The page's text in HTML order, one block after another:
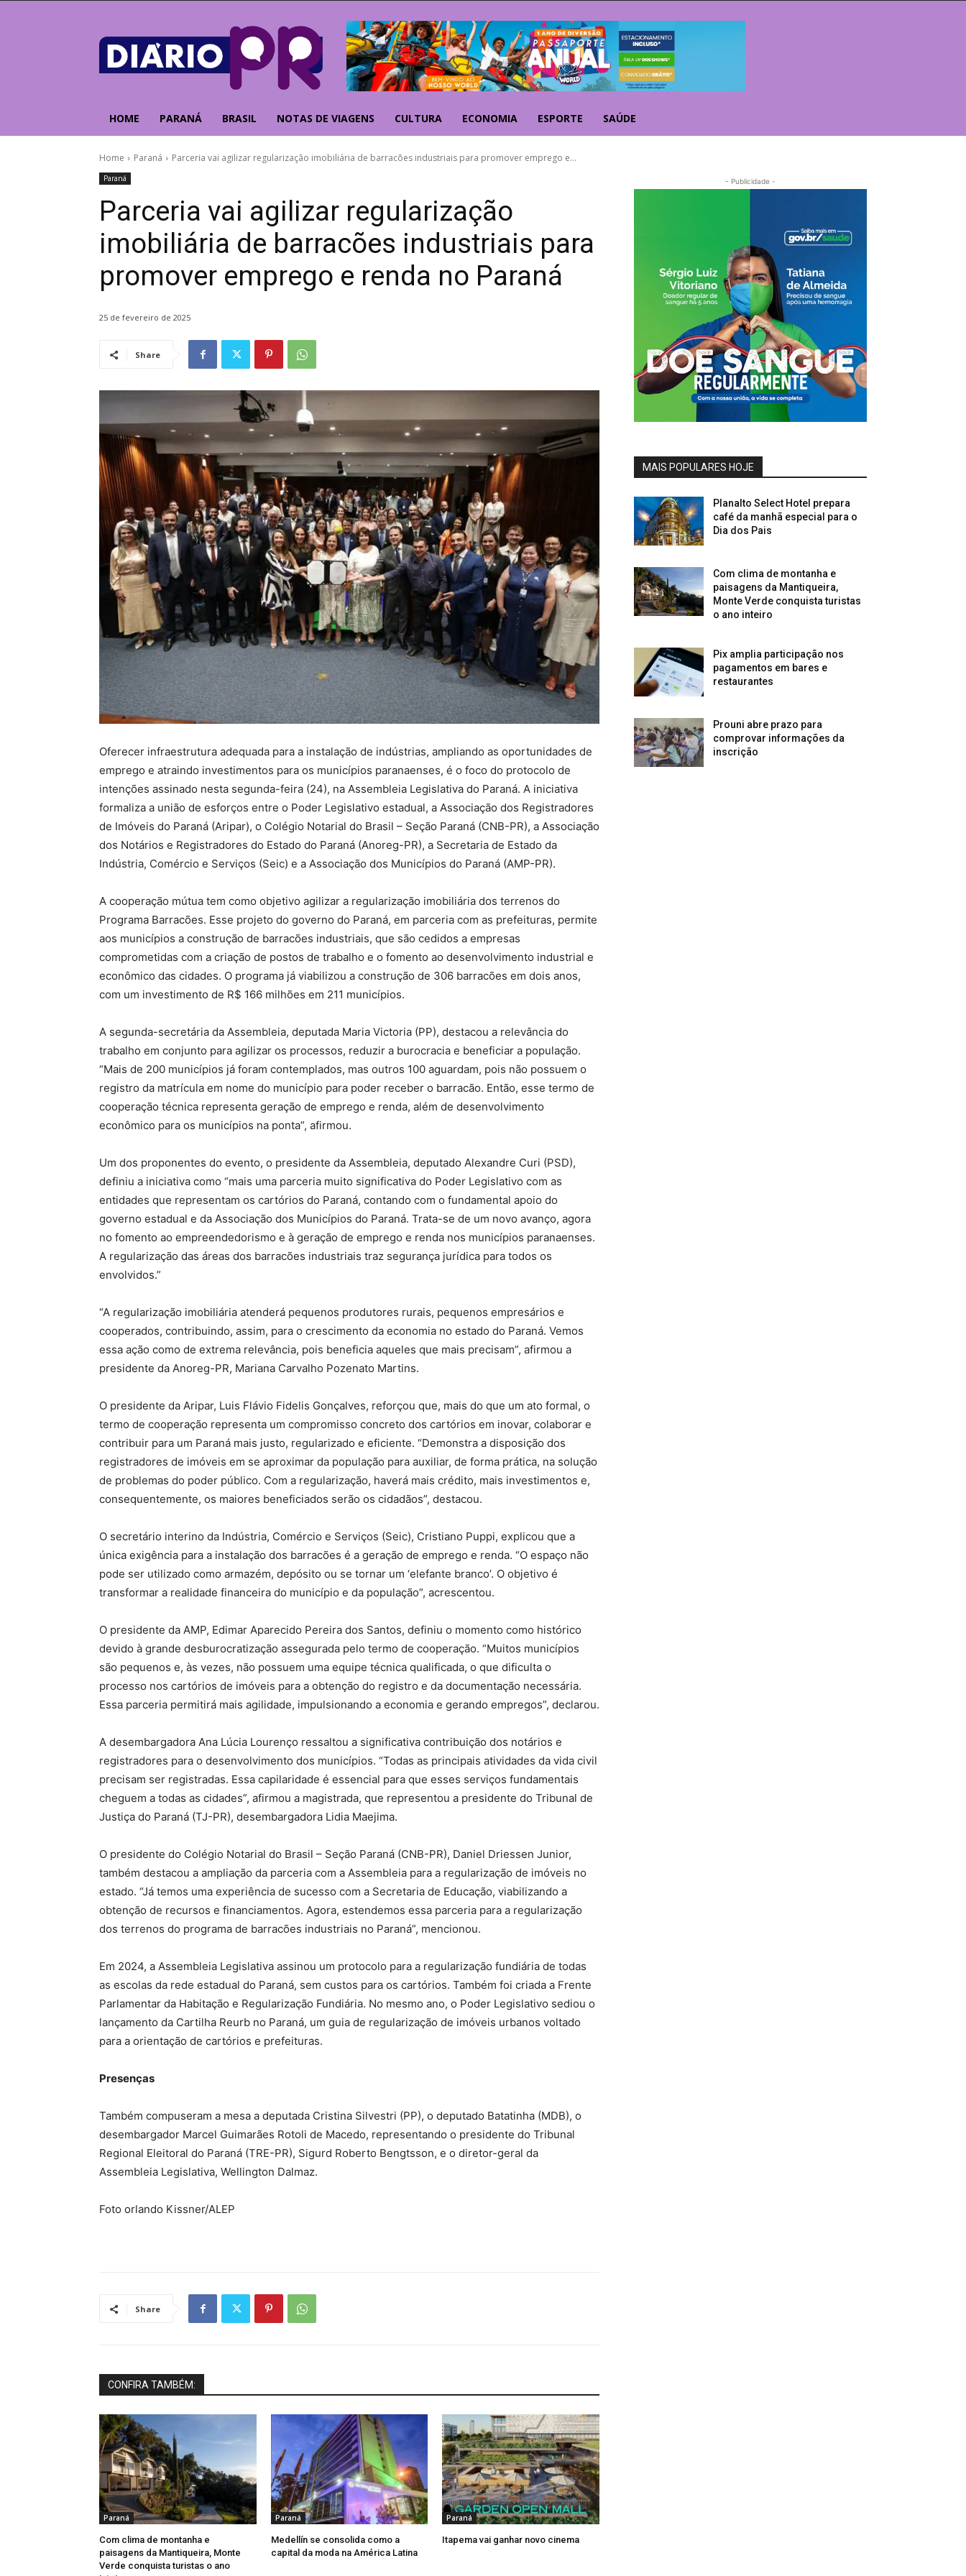
HOME PARANÁ BRASIL NOTAS DE VIAGENS CULTURA ECONOMIA ESPORTE SAÚDE
Home Paraná Parceria vai agilizar regularização imobiliária de barracões industriais para promover emprego e...
Paraná
Parceria vai agilizar regularização
imobiliária de barracões industriais para
promover emprego e renda no Paraná
25 de fevereiro de 2025
Share
Oferecer infraestrutura adequada para a instalação de indústrias, ampliando as oportunidades de
emprego e atraindo investimentos para os municípios paranaenses, é o foco do protocolo de
intenções assinado nesta segunda-feira (24), na Assembleia Legislativa do Paraná. A iniciativa
formaliza a união de esforços entre o Poder Legislativo estadual, a Associação dos Registradores
de Imóveis do Paraná (Aripar), o Colégio Notarial do Brasil – Seção Paraná (CNB-PR), a Associação
dos Notários e Registradores do Estado do Paraná (Anoreg-PR), a Secretaria de Estado da
Indústria, Comércio e Serviços (Seic) e a Associação dos Municípios do Paraná (AMP-PR).
A cooperação mútua tem como objetivo agilizar a regularização imobiliária dos terrenos do
Programa Barracões. Esse projeto do governo do Paraná, em parceria com as prefeituras, permite
aos municípios a construção de barracões industriais, que são cedidos a empresas
comprometidas com a criação de postos de trabalho e o fomento ao desenvolvimento industrial e
econômico das cidades. O programa já viabilizou a construção de 306 barracões em dois anos,
com um investimento de R$ 166 milhões em 211 municípios.
A segunda-secretária da Assembleia, deputada Maria Victoria (PP), destacou a relevância do
trabalho em conjunto para agilizar os processos, reduzir a burocracia e beneficiar a população.
“Mais de 200 municípios já foram contemplados, mas outros 100 aguardam, pois não possuem o
registro da matrícula em nome do município para poder receber o barracão. Então, esse termo de
cooperação técnica representa geração de emprego e renda, além de desenvolvimento
econômico para os municípios na ponta”, afirmou.
Um dos proponentes do evento, o presidente da Assembleia, deputado Alexandre Curi (PSD),
definiu a iniciativa como “mais uma parceria muito significativa do Poder Legislativo com as
entidades que representam os cartórios do Paraná, contando com o fundamental apoio do
governo estadual e da Associação dos Municípios do Paraná. Trata-se de um novo avanço, agora
no fomento ao empreendedorismo e à geração de emprego e renda nos municípios paranaenses.
A regularização das áreas dos barracões industriais traz segurança jurídica para todos os
envolvidos.”
“A regularização imobiliária atenderá pequenos produtores rurais, pequenos empresários e
cooperados, contribuindo, assim, para o crescimento da economia no estado do Paraná. Vemos
essa ação como de extrema relevância, pois beneficia aqueles que mais precisam”, afirmou a
presidente da Anoreg-PR, Mariana Carvalho Pozenato Martins.
O presidente da Aripar, Luis Flávio Fidelis Gonçalves, reforçou que, mais do que um ato formal, o
termo de cooperação representa um compromisso concreto dos cartórios em inovar, colaborar e
contribuir para um Paraná mais justo, regularizado e eficiente. “Demonstra a disposição dos
registradores de imóveis em se aproximar da população para auxiliar, de forma prática, na solução
de problemas do poder público. Com a regularização, haverá mais crédito, mais investimentos e,
consequentemente, os maiores beneficiados serão os cidadãos”, destacou.
O secretário interino da Indústria, Comércio e Serviços (Seic), Cristiano Puppi, explicou que a
única exigência para a instalação dos barracões é a geração de emprego e renda. “O espaço não
pode ser utilizado como armazém, depósito ou se tornar um ‘elefante branco’. O objetivo é
transformar a realidade financeira do município e da população”, acrescentou.
O presidente da AMP, Edimar Aparecido Pereira dos Santos, definiu o momento como histórico
devido à grande desburocratização assegurada pelo termo de cooperação. “Muitos municípios
são pequenos e, às vezes, não possuem uma equipe técnica qualificada, o que dificulta o
processo nos cartórios de imóveis para a obtenção do registro e da documentação necessária.
Essa parceria permitirá mais agilidade, impulsionando a economia e gerando empregos”, declarou.
A desembargadora Ana Lúcia Lourenço ressaltou a significativa contribuição dos notários e
registradores para o desenvolvimento dos municípios. “Todas as principais atividades da vida civil
precisam ser registradas. Essa capilaridade é essencial para que esses serviços fundamentais
cheguem a todas as cidades”, afirmou a magistrada, que representou a presidente do Tribunal de
Justiça do Paraná (TJ-PR), desembargadora Lidia Maejima.
O presidente do Colégio Notarial do Brasil – Seção Paraná (CNB-PR), Daniel Driessen Junior,
também destacou a ampliação da parceria com a Assembleia para a regularização de imóveis no
estado. “Já temos uma experiência de sucesso com a Secretaria de Educação, viabilizando a
obtenção de recursos e financiamentos. Agora, estendemos essa parceria para a regularização
dos terrenos do programa de barracões industriais no Paraná”, mencionou.
Em 2024, a Assembleia Legislativa assinou um protocolo para a regularização fundiária de todas
as escolas da rede estadual do Paraná, sem custos para os cartórios. Também foi criada a Frente
Parlamentar da Habitação e Regularização Fundiária. No mesmo ano, o Poder Legislativo sediou o
lançamento da Cartilha Reurb no Paraná, um guia de regularização de imóveis urbanos voltado
para a orientação de cartórios e prefeituras.
Presenças
Também compuseram a mesa a deputada Cristina Silvestri (PP), o deputado Batatinha (MDB), o
desembargador Marcel Guimarães Rotoli de Macedo, representando o presidente do Tribunal
Regional Eleitoral do Paraná (TRE-PR), Sigurd Roberto Bengtsson, e o diretor-geral da
Assembleia Legislativa, Wellington Dalmaz.
Foto orlando Kissner/ALEP
Share
CONFIRA TAMBÉM:
Paraná
Com clima de montanha e
paisagens da Mantiqueira, Monte
Verde conquista turistas o ano
Paraná
Medellín se consolida como a
capital da moda na América Latina
Paraná
Itapema vai ganhar novo cinema
- Publicidade -
MAIS POPULARES HOJE
Planalto Select Hotel prepara
café da manhã especial para o
Dia dos Pais
Com clima de montanha e
paisagens da Mantiqueira,
Monte Verde conquista turistas
o ano inteiro
Pix amplia participação nos
pagamentos em bares e
restaurantes
Prouni abre prazo para
comprovar informações da
inscrição